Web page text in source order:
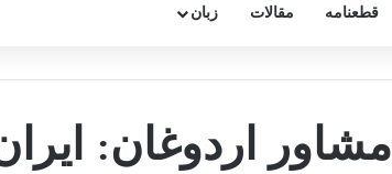
قطعنامه مقالات زبان
مشاور اردوغان: